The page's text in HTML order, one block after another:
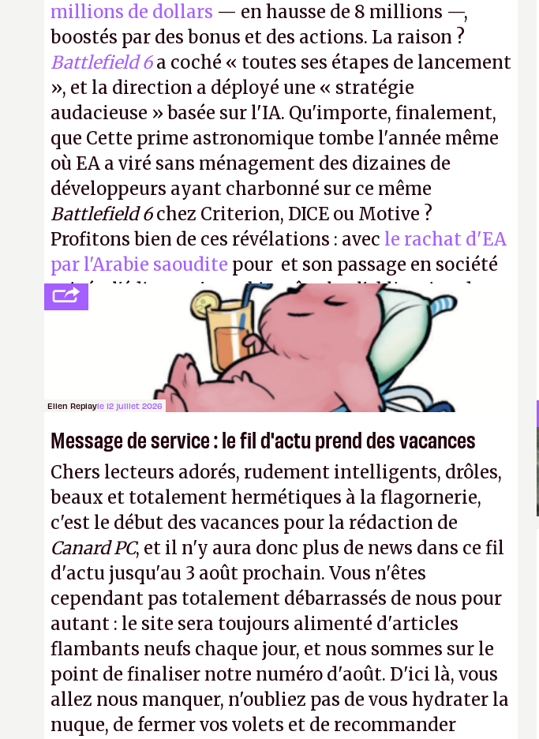
millions de dollars — en hausse de 8 millions —,
boostés par des bonus et des actions. La raison ?
Battlefield 6a coché « toutes ses étapes de lancement
», et la direction a déployé une « stratégie
audacieuse » basée sur l'IA. Qu'importe, finalement,
que Cette prime astronomique tombe l'année même
où EA a viré sans ménagement des dizaines de
développeurs ayant charbonné sur ce même
Battlefield 6chez Criterion, DICE ou Motive ?
Profitons bien de ces révélations : avec le rachat d'EA
par l'Arabie saoudite pour et son passage en société
privée, l'éditeur n'aura bientôt plus l'obligation de
publier ses bilans. Encore une victoire pour la
Ellen Replayle 12 juillet 2026
Message de service : le fil d'actu prend des vacances
Chers lecteurs adorés, rudement intelligents, drôles,
beaux et totalement hermétiques à la flagornerie,
c'est le début des vacances pour la rédaction de
Canard PC, et il n'y aura donc plus de news dans ce fil
d'actu jusqu'au 3 août prochain. Vous n'êtes
cependant pas totalement débarrassés de nous pour
autant : le site sera toujours alimenté d'articles
flambants neufs chaque jour, et nous sommes sur le
point de finaliser notre numéro d'août. D'ici là, vous
allez nous manquer, n'oubliez pas de vous hydrater la
nuque, de fermer vos volets et de recommander